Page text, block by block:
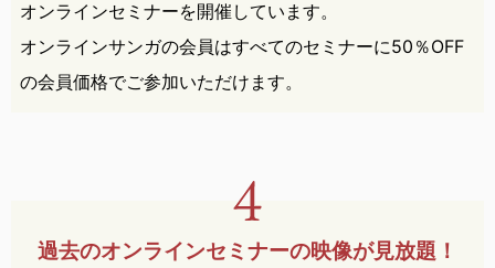
オンラインセミナーを開催しています。
オンラインサンガの会員はすべてのセミナーに50％OFF
の会員価格でご参加いただけます。
過去のオンラインセミナーの映像が見放題！